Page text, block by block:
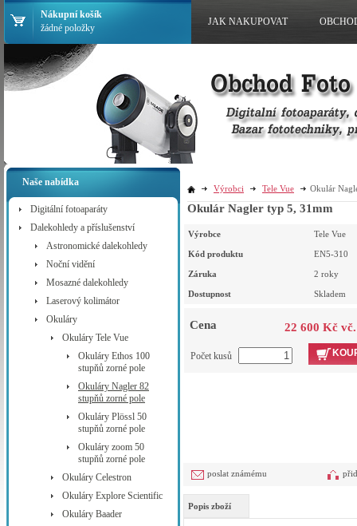
Naše nabídka
Digitální fotoaparáty
Dalekohledy a příslušenství
Astronomické dalekohledy
Noční vidění
Mosazné dalekohledy
Laserový kolimátor
Okuláry
Okuláry Tele Vue
Okuláry Ethos 100
stupňů zorné pole
Okuláry Nagler 82
stupňů zorné pole
Okuláry Plössl 50
stupňů zorné pole
Okuláry zoom 50
stupňů zorné pole
Okuláry Celestron
Okuláry Explore Scientific
Okuláry Baader
Výrobci Tele Vue Okulár
Okulár Nagler typ 5, 31mm
Výrobce Tele Vue
Kód produktu EN5-310
Záruka 2 roky
Dostupnost Skladem
Cena 22 600 Kč
Počet kusů
poslat známému
Popis zboží
Nákupní košík
žádné položky
JAK NAKUPOVAT